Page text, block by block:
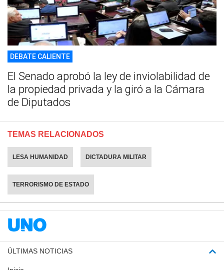
DEBATE CALIENTE
El Senado aprobó la ley de inviolabilidad de
la propiedad privada y la giró a la Cámara
de Diputados
TEMAS RELACIONADOS
LESA HUMANIDAD DICTADURA MILITAR
TERRORISMO DE ESTADO
ÚLTIMAS NOTICIAS